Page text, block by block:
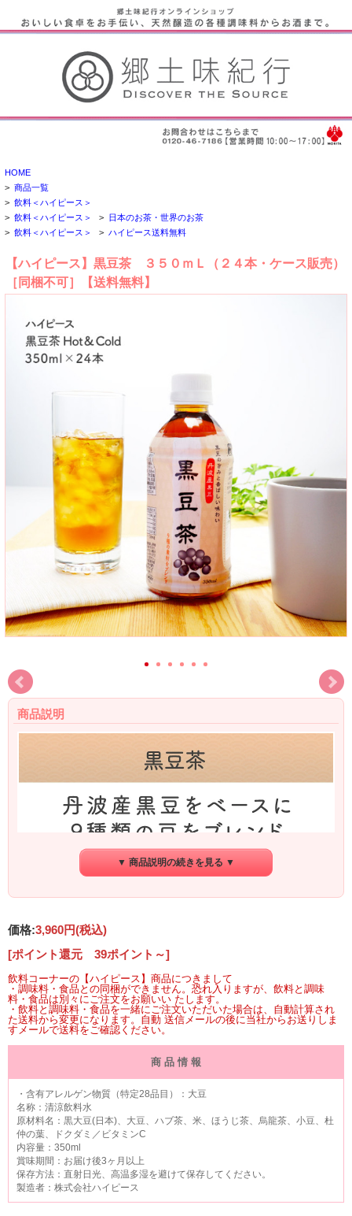
HOME
> 商品一覧
> 飲料＜ハイピース＞
> 飲料＜ハイピース＞ > 日本のお茶・世界のお茶
> 飲料＜ハイピース＞ > ハイピース送料無料
【ハイピース】黒豆茶 ３５０ｍＬ（２４本・ケース販売）
［同梱不可］【送料無料】
商品説明
▼ 商品説明の続きを見る ▼
価格:3,960円(税込)
[ポイント還元 39ポイント～]
飲料コーナーの【ハイピース】商品につきまして
・調味料・食品との同梱ができません。恐れ入りますが、飲料と調味
料・食品は別々にご注文をお願いい たします。
・飲料と調味料・食品を一緒にご注文いただいた場合は、自動計算され
た送料から変更になります。自動 送信メールの後に当社からお送りしま
すメールで送料をご確認ください。
商 品 情 報
・含有アレルゲン物質（特定28品目）：大豆
名称：清涼飲料水
原材料名：黒大豆(日本)、大豆、ハブ茶、米、ほうじ茶、烏龍茶、小豆、杜
仲の葉、ドクダミ／ビタミンC
内容量：350ml
賞味期間：お届け後3ヶ月以上
保存方法：直射日光、高温多湿を避けて保存してください。
製造者：株式会社ハイピース